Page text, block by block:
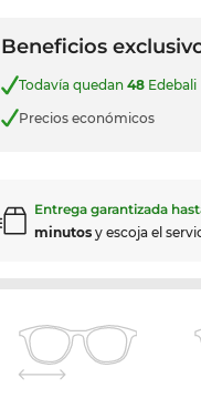
Beneficios
Todavía quedan48 Edebali
Precios económicos
Entrega garantizada
minutos y escoja el